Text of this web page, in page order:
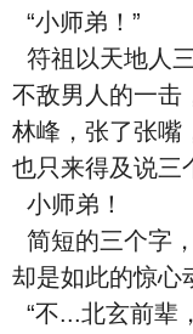
“小师弟！”
符祖以天地人
不敌男人的一击
林峰，张了张嘴
也只来得及说三
小师弟！
简短的三个字
却是如此的惊心
“不...北玄前辈